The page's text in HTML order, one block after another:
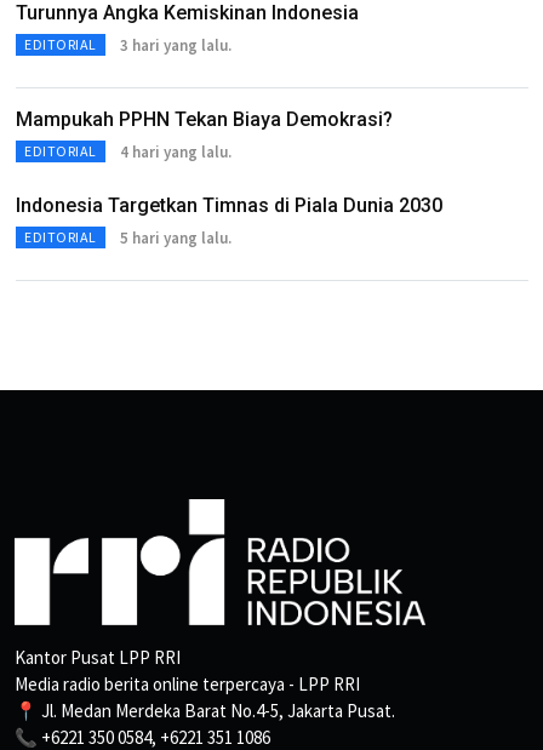
Turunnya Angka Kemiskinan Indonesia
EDITORIAL 3 hari yang lalu.
Mampukah PPHN Tekan Biaya Demokrasi?
EDITORIAL 4 hari yang lalu.
Indonesia Targetkan Timnas di Piala Dunia 2030
EDITORIAL 5 hari yang lalu.
Kantor Pusat LPP RRI
Media radio berita online terpercaya - LPP RRI
📍 Jl. Medan Merdeka Barat No.4-5, Jakarta Pusat.
📞 +6221 350 0584, +6221 351 1086